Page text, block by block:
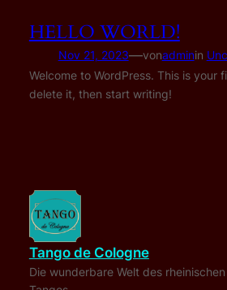
HELLO WORLD!
Nov 21, 2023—vonadminin
Welcome to WordPress. This is your
delete it, then start writing!
Tango de Cologne
Die wunderbare Welt des